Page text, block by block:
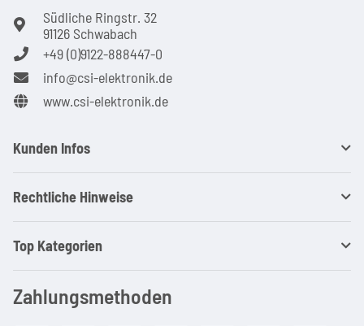
Südliche Ringstr. 32
91126 Schwabach
+49 (0)9122-888447-0
info@csi-elektronik.de
www.csi-elektronik.de
Kunden Infos
Rechtliche Hinweise
Top Kategorien
Zahlungsmethoden